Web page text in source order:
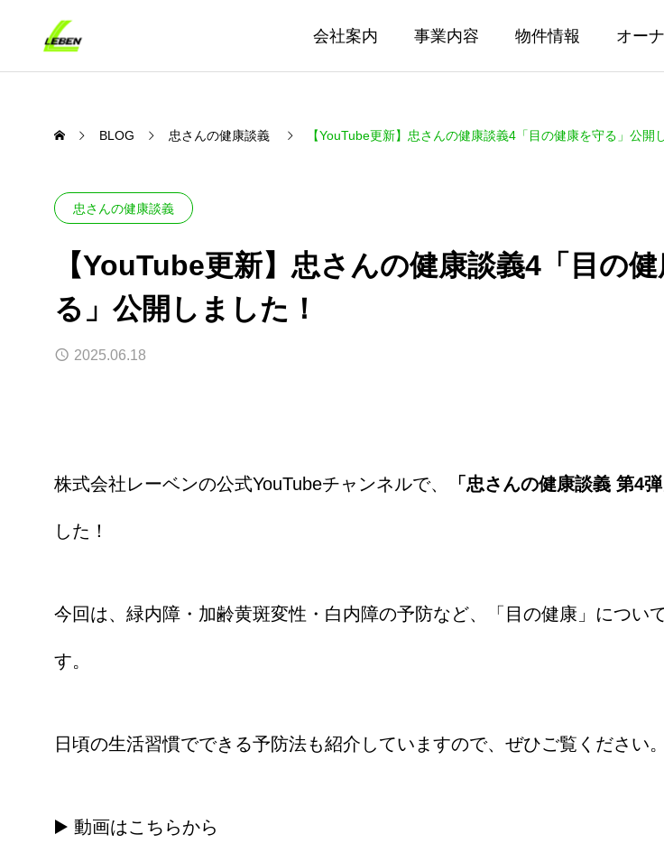
会社案内 事業内容 物件情報 オー
BLOG 忠さんの健康談義 【YouTube更新】忠さんの健康談義4「目の健康を守る」公開
忠さんの健康談義
【YouTube更新】忠さんの健康談義4「目の
る」公開しました！
2025.06.18
株式会社レーベンの公式YouTubeチャンネルで、 「忠さんの健康談義 第4弾
した！
今回は、緑内障・加齢黄斑変性・白内障の予防など、「目の健康」につい
す。
日頃の生活習慣でできる予防法も紹介していますので、ぜひご覧ください。
▶️ 動画はこちらから